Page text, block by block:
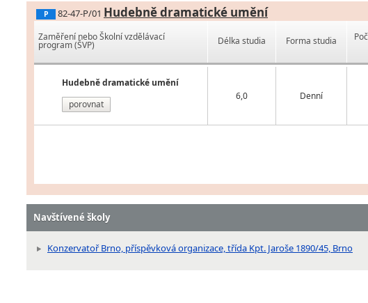
P 82-47-P/01 Hudebně dramatické umění
Zaměření nebo Školní vzdělávací
program (ŠVP)
Hudebně dramatické umění
porovnat
Délka studia Forma studia
6,0 Denní
Navštívené školy
Konzervatoř Brno, příspěvková organizace, třída Kpt. Jaroše 1890/45, Brno